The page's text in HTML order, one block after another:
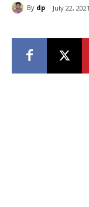
By dp July 22, 2021